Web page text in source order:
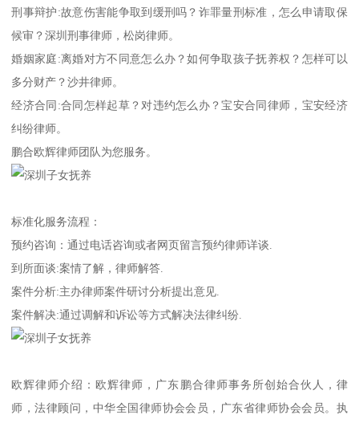
刑事辩护:故意伤害能争取到缓刑吗？诈罪量刑标准，怎么申请取保
候审？深圳刑事律师，松岗律师。
婚姻家庭:离婚对方不同意怎么办？如何争取孩子抚养权？怎样可以
多分财产？沙井律师。
经济合同:合同怎样起草？对违约怎么办？宝安合同律师，宝安经济
纠纷律师。
鹏合欧辉律师团队为您服务。
标准化服务流程：
预约咨询：通过电话咨询或者网页留言预约律师详谈.
到所面谈:案情了解，律师解答.
案件分析:主办律师案件研讨分析提出意见.
案件解决:通过调解和诉讼等方式解决法律纠纷.
欧辉律师介绍：欧辉律师，广东鹏合律师事务所创始合伙人，律
师，法律顾问，中华全国律师协会会员，广东省律师协会会员。执